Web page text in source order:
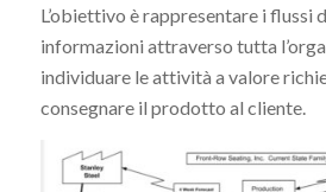
L’obiettivo è rappresentare i flussi
informazioni attraverso tutta
individuare le attività a valore
consegnare il prodotto al cliente.